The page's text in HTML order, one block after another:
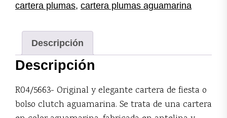
cartera plumas, cartera plumas aguamarina
Descripción
Descripción
R04/5663- Original y elegante cartera de fiesta o
bolso clutch aguamarina. Se trata de una cartera